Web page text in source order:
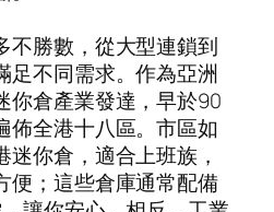
不勝數，從大型連鎖到
足不同需求。作為亞洲
你倉產業發達，早於90
佈全港十八區。市區如
你倉，適合上班族，
便；這些倉庫通常配備